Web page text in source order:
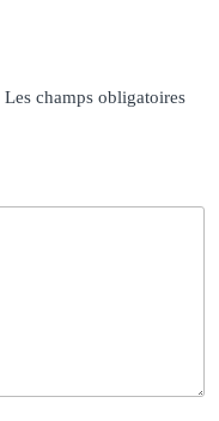
Les champs obligatoires